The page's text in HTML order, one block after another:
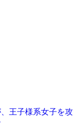
王子様系女子を攻